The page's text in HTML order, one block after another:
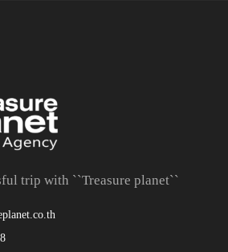
trip with ``Treasure planet``